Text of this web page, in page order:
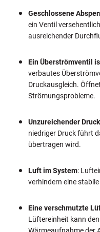
Geschlossene
ein Ventil
ausreichender
Ein Überströmventil
verbautes
Druckausgleich.
Strömungsprobleme.
Unzureichender
niedriger Druck führt
übertragen wird.
Luft im System:
verhindern eine
Eine verschmutzte
Lüftereinheit kann